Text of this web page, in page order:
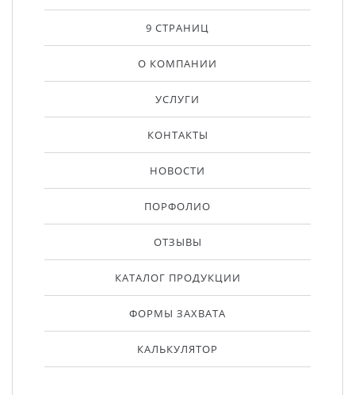
9 СТРАНИЦ
О КОМПАНИИ
УСЛУГИ
КОНТАКТЫ
НОВОСТИ
ПОРФОЛИО
ОТЗЫВЫ
КАТАЛОГ ПРОДУКЦИИ
ФОРМЫ ЗАХВАТА
КАЛЬКУЛЯТОР